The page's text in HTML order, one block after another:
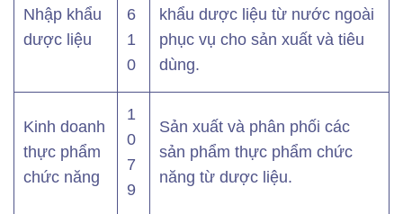
Nhập khẩu
dược liệu
6
1
0
khẩu dược liệu từ nước ngoài
phục vụ cho sản xuất và tiêu
dùng.
Kinh doanh
thực phẩm
chức năng
1
0
7
9
Sản xuất và phân phối các
sản phẩm thực phẩm chức
năng từ dược liệu.